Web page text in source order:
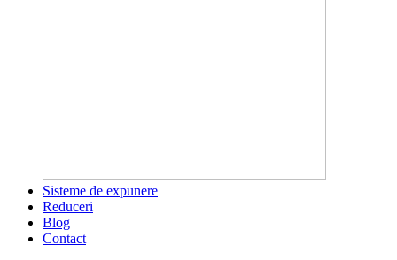
Sisteme de expunere
Reduceri
Blog
Contact